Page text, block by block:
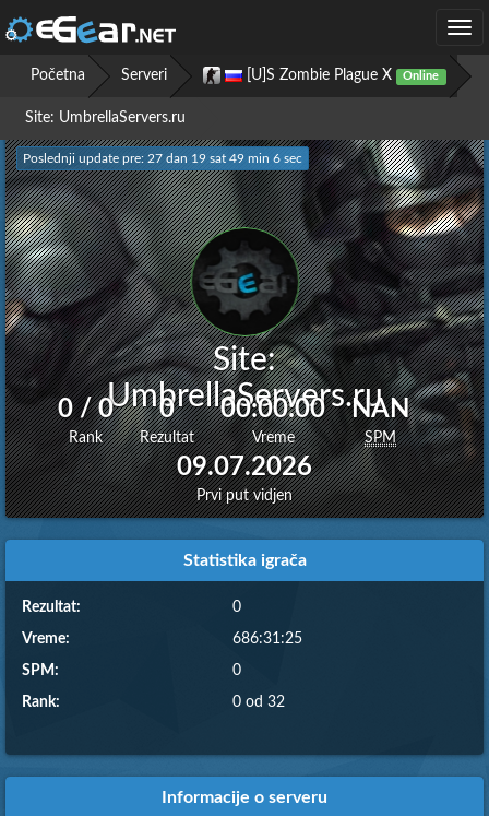
Početna
Serveri [U]S Zombie Plague X Online
Site: UmbrellaServers.ru
Poslednji update pre: 27 dan 19 sat 49 min 7 sec
Site:
UmbrellaServers.ru
0 / 0
Rank
0
Rezultat
00:00:00
Vreme
NAN
SPM
09.07.2026
Prvi put vidjen
Statistika igrača
Rezultat: 0
Vreme: 686:31:25
SPM: 0
Rank: 0 od 32
Informacije o serveru